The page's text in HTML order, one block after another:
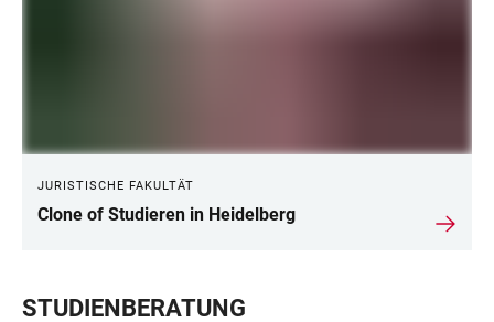
JURISTISCHE FAKULTÄT
Clone of Studieren in Heidelberg
STUDIENBERATUNG